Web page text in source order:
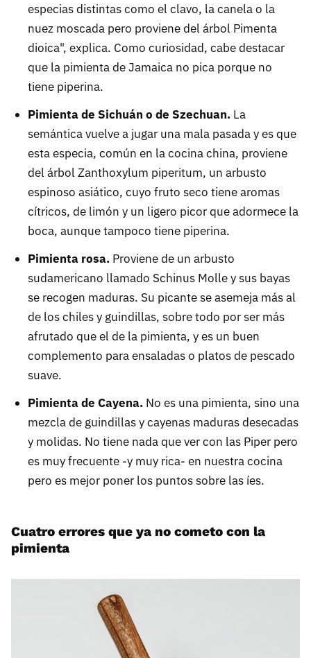
especias distintas como el clavo, la canela o la
nuez moscada pero proviene del árbol Pimenta
dioica", explica. Como curiosidad, cabe destacar
que la pimienta de Jamaica no pica porque no
tiene piperina.
Pimienta de Sichuán o de Szechuan. La
semántica vuelve a jugar una mala pasada y es que
esta especia, común en la cocina china, proviene
del árbol Zanthoxylum piperitum, un arbusto
espinoso asiático, cuyo fruto seco tiene aromas
cítricos, de limón y un ligero picor que adormece la
boca, aunque tampoco tiene piperina.
Pimienta rosa. Proviene de un arbusto
sudamericano llamado Schinus Molle y sus bayas
se recogen maduras. Su picante se asemeja más al
de los chiles y guindillas, sobre todo por ser más
afrutado que el de la pimienta, y es un buen
complemento para ensaladas o platos de pescado
suave.
Pimienta de Cayena. No es una pimienta, sino una
mezcla de guindillas y cayenas maduras desecadas
y molidas. No tiene nada que ver con las Piper pero
es muy frecuente -y muy rica- en nuestra cocina
pero es mejor poner los puntos sobre las íes.
Cuatro errores que ya no cometo con la
pimienta